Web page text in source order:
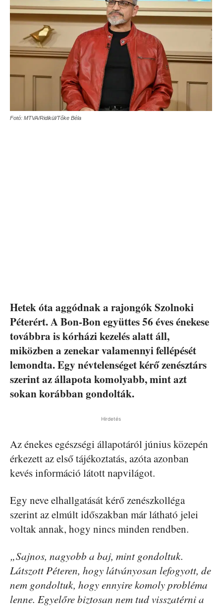
Fotó: MTVA/Ridikül/Tőke Béla
Hetek óta aggódnak a rajongók Szolnoki
Péterért. A Bon-Bon együttes 56 éves énekese
továbbra is kórházi kezelés alatt áll,
miközben a zenekar valamennyi fellépését
lemondta. Egy névtelenséget kérő zenésztárs
szerint az állapota komolyabb, mint azt
sokan korábban gondolták.
Hirdetés
Az énekes egészségi állapotáról június közepén
érkezett az első tájékoztatás, azóta azonban
kevés információ látott napvilágot.
Egy neve elhallgatását kérő zenészkolléga
szerint az elmúlt időszakban már látható jelei
voltak annak, hogy nincs minden rendben.
„Sajnos, nagyobb a baj, mint gondoltuk.
Látszott Péteren, hogy látványosan lefogyott, de
nem gondoltuk, hogy ennyire komoly probléma
lenne. Egyelőre biztosan nem tud visszatérni a